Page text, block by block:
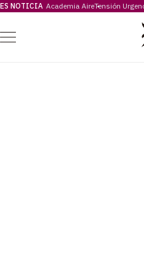
ES NOTICIA Academia AireTensión
Menú